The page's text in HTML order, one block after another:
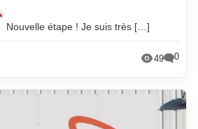
Nouvelle étape ! Je suis très […]
49 0